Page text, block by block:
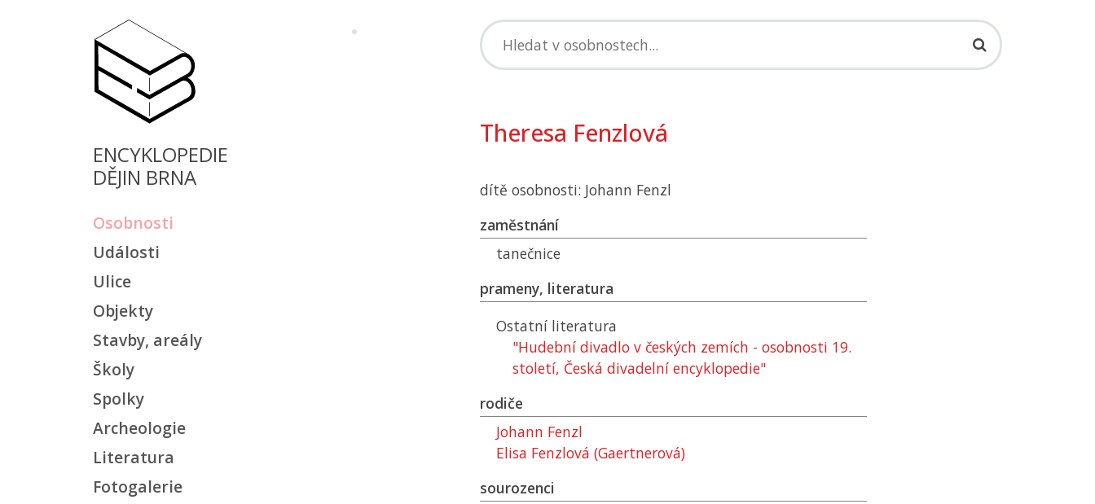
ENCYKLOPEDIE
DĚJIN BRNA
Osobnosti
Události
Ulice
Objekty
Stavby, areály
Školy
Spolky
Archeologie
Literatura
Fotogalerie
Theresa Fenzlová
dítě osobnosti: Johann Fenzl
zaměstnání
tanečnice
prameny, literatura
Ostatní literatura
"Hudební divadlo v českých zemích - osobnosti 19.
století, Česká divadelní encyklopedie"
rodiče
Johann Fenzl
Elisa Fenzlová (Gaertnerová)
sourozenci